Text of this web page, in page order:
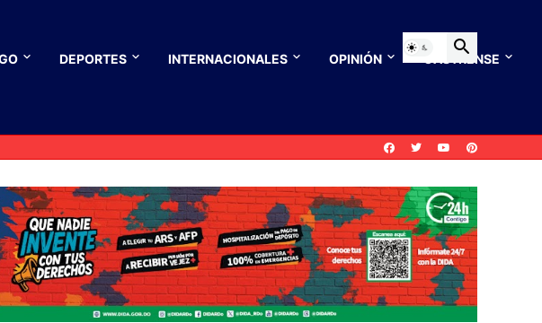
DEPORTES INTERNACIONALES OPINIÓN CASTRENSE